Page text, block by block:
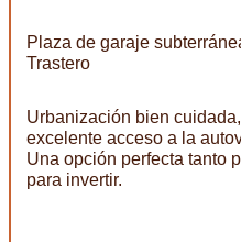
Plaza de garaje
Trastero
Urbanización bien
excelente acceso a la
Una opción perfecta tanto
para invertir.